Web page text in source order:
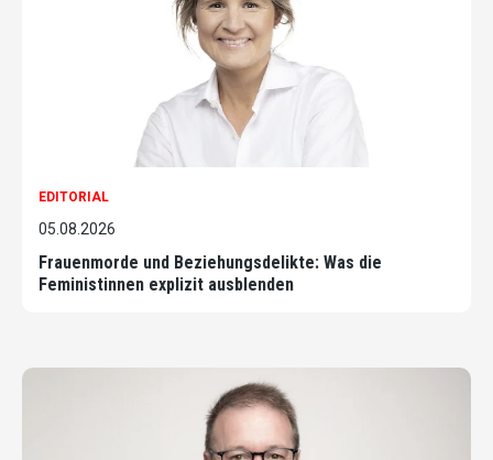
EDITORIAL
05.08.2026
Frauenmorde und Beziehungsdelikte: Was die
Feministinnen explizit ausblenden